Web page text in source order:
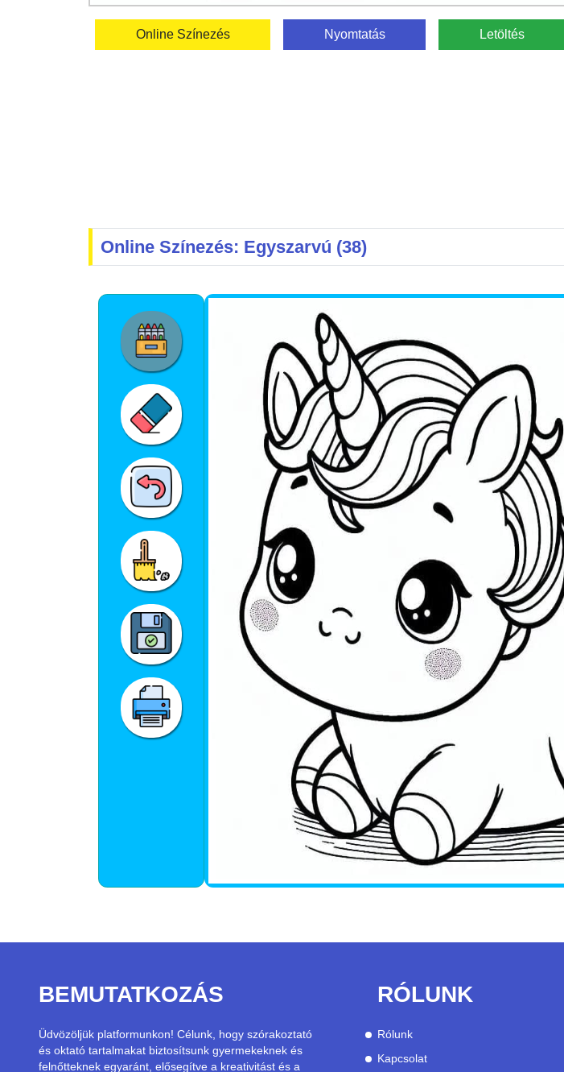
Online Színezés Nyomtatás Letöltés
Online Színezés: Egyszarvú (38)
BEMUTATKOZÁS
Üdvözöljük platformunkon! Célunk, hogy szórakoztató
és oktató tartalmakat biztosítsunk gyermekeknek és
felnőtteknek egyaránt, elősegítve a kreativitást és a
RÓLUNK
Rólunk
Kapcsolat